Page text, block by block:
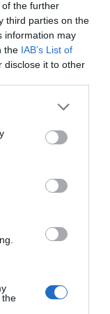
the further
third parties on the
information may
the IAB’s List of
disclose it to other
the
importan
dos pleitos